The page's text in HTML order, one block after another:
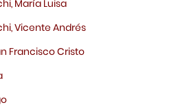
María Luisa
Vicente Andrés
Francisco Cristo